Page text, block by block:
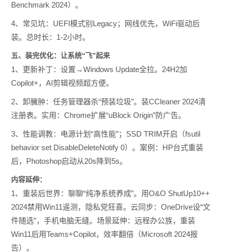
Benchmark 2024）。
4、常见坑：UEFI模式别Legacy；网线优先，WiFi驱动后
装。总时长：1-2小时。
五、装完优化：让系统“飞”起来
1、更新补丁：设置→Windows Update全拉。24H2加
Copilot+，AI剪辑视频超方便。
2、卸臃肿：任务管理器杀“预装垃圾”。装CCleaner 2024清
注册表。实用：Chrome扩展“uBlock Origin”防广告。
3、性能调教：电源计划“高性能”；SSD TRIM开启（fsutil
behavior set DisableDeleteNotify 0）。案例：HP台式重装
后，Photoshop启动从20s降到5s。
内容延伸：
1、重装后世界：聊聊“纯净系统养成”。用O&O ShutUp10++
2024禁用Win11遥测，隐私党狂喜。云同步：OneDrive设“文
件随选”，手机电脑无缝。场景延伸：远程办公族，重装
Win11后用Teams+Copilot，效率翻倍（Microsoft 2024报
告）。